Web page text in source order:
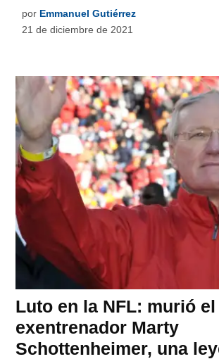
por Emmanuel Gutiérrez
21 de diciembre de 2021
Luto en la NFL: murió el
exentrenador Marty
Schottenheimer, una